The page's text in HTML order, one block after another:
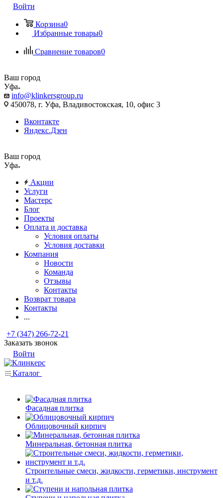
Войти
Корзина0
Избранные товары0
Сравнение товаров0
Ваш город
Уфа
info@klinkersgroup.ru
450078, г. Уфа, Владивостокская, 10, офис 3
Вконтакте
Яндекс.Дзен
Ваш город
Уфа
Акции
Услуги
Мастерс
Блог
Проекты
Оплата и доставка
Условия оплаты
Условия доставки
Компания
Новости
Команда
Отзывы
Контакты
Возврат товара
Контакты
...
+7 (347) 266-72-21
Заказать звонок
Войти
Каталог
Фасадная плитка
Облицовочный кирпич
Минеральная, бетонная плитка
Строительные смеси, жидкости, герметики, инструмент
и т.д.